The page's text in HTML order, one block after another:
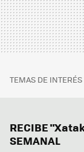
TEMAS DE INTERÉS
RECIBE
SEMANAL